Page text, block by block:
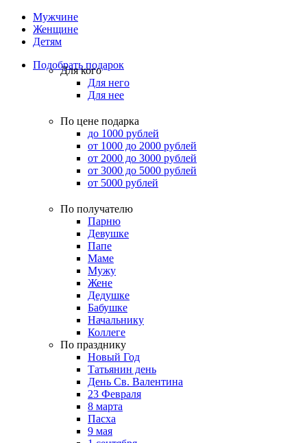
Мужчине
Женщине
Детям
Подобрать подарок
Для кого
Для него
Для нее
По цене подарка
до 1000 рублей
от 1000 до 2000 рублей
от 2000 до 3000 рублей
от 3000 до 5000 рублей
от 5000 рублей
По получателю
Парню
Девушке
Папе
Маме
Мужу
Жене
Дедушке
Бабушке
Начальнику
Коллеге
По празднику
Новый Год
Татьянин день
День Св. Валентина
23 Февраля
8 марта
Пасха
9 мая